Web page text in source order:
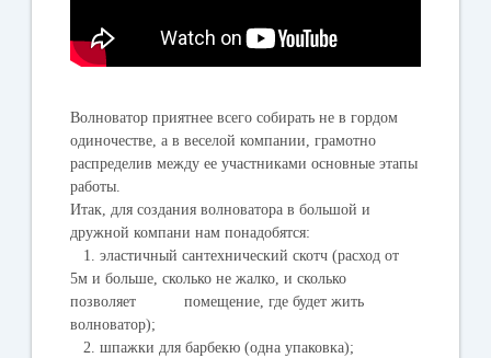
Волноватор приятнее всего собирать не в гордом
одиночестве, а в веселой компании, грамотно
распределив между ее участниками основные этапы
работы.
Итак, для создания волноватора в большой и
дружной компани нам понадобятся:
1. эластичный сантехнический скотч (расход от
5м и больше, сколько не жалко, и сколько
позволяет помещение, где будет жить
волноватор);
2. шпажки для барбекю (одна упаковка);